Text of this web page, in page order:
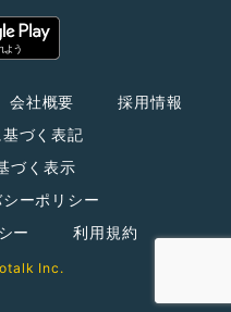
会社概要
採用情報
づく表記
づく表示
ーポリシー
ー
利用規約
Inc.